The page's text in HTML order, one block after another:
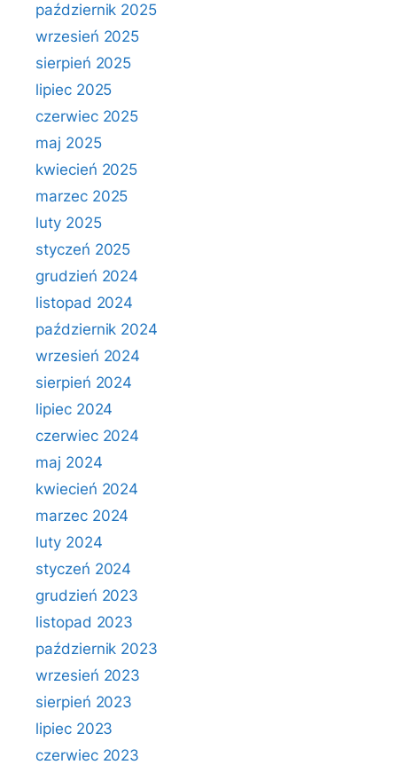
październik 2025
wrzesień 2025
sierpień 2025
lipiec 2025
czerwiec 2025
maj 2025
kwiecień 2025
marzec 2025
luty 2025
styczeń 2025
grudzień 2024
listopad 2024
październik 2024
wrzesień 2024
sierpień 2024
lipiec 2024
czerwiec 2024
maj 2024
kwiecień 2024
marzec 2024
luty 2024
styczeń 2024
grudzień 2023
listopad 2023
październik 2023
wrzesień 2023
sierpień 2023
lipiec 2023
czerwiec 2023